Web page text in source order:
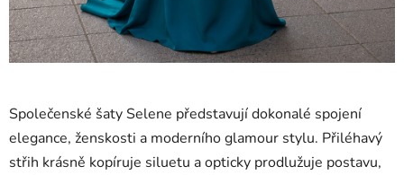
Společenské šaty Selene představují dokonalé spojení
elegance, ženskosti a moderního glamour stylu. Přiléhavý
střih krásně kopíruje siluetu a opticky prodlužuje postavu,